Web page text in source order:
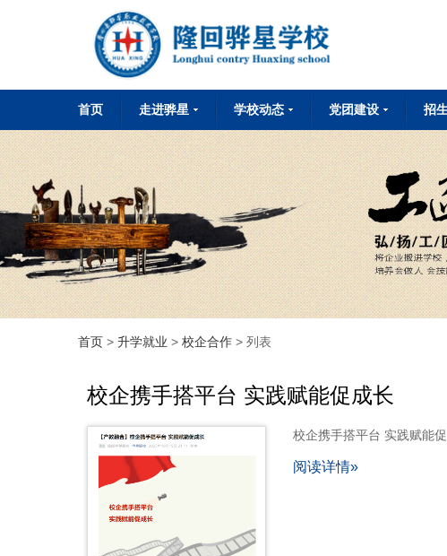
首页 走进骅星
学校简介
学校董事会
学校校长会
董事长致词
华星文化
校园环境
学校荣誉
联系我们
学校动态
通知公告
校园动态
媒体报道
党团建设
党建工作
团委工作
招
专业
招生
招生
在线
首页 > 升学就业 > 校企合作 > 列表
校企携手搭平台 实践赋能促成长
校企携手搭平台 实践赋能
阅读详情»